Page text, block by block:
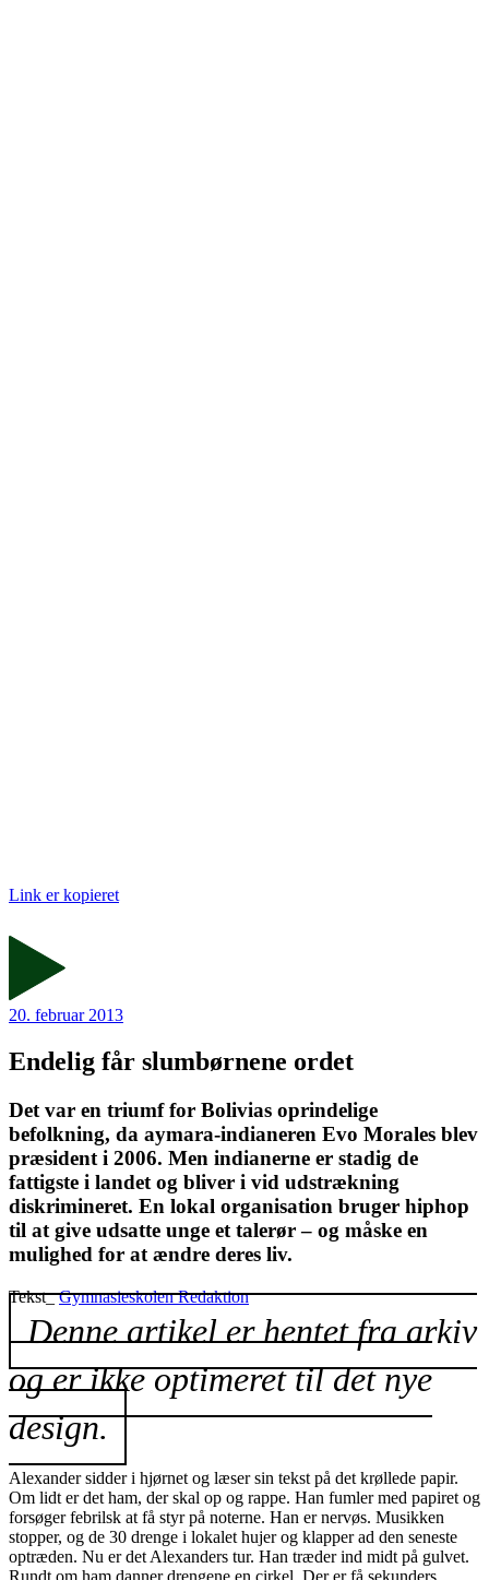
Link er kopieret
20. februar 2013
Endelig får slumbørnene ordet
Det var en triumf for Bolivias oprindelige
befolkning, da aymara-indianeren Evo Morales blev
præsident i 2006. Men indianerne er stadig de
fattigste i landet og bliver i vid udstrækning
diskrimineret. En lokal organisation bruger hiphop
til at give udsatte unge et talerør – og måske en
mulighed for at ændre deres liv.
Tekst_Gymnasieskolen Redaktion
Denne artikel er hentet fra arkiv
og er ikke optimeret til det nye
design.
Alexander sidder i hjørnet og læser sin tekst på det krøllede papir.
Om lidt er det ham, der skal op og rappe. Han fumler med papiret og
forsøger febrilsk at få styr på noterne. Han er nervøs. Musikken
stopper, og de 30 drenge i lokalet hujer og klapper ad den seneste
optræden. Nu er det Alexanders tur. Han træder ind midt på gulvet.
Rundt om ham danner drengene en cirkel. Der er få sekunders